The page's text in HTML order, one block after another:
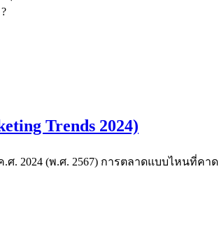
Trends 2024)
. 2024 (พ.ศ. 2567) การตลาดแบบไหนที่คาด